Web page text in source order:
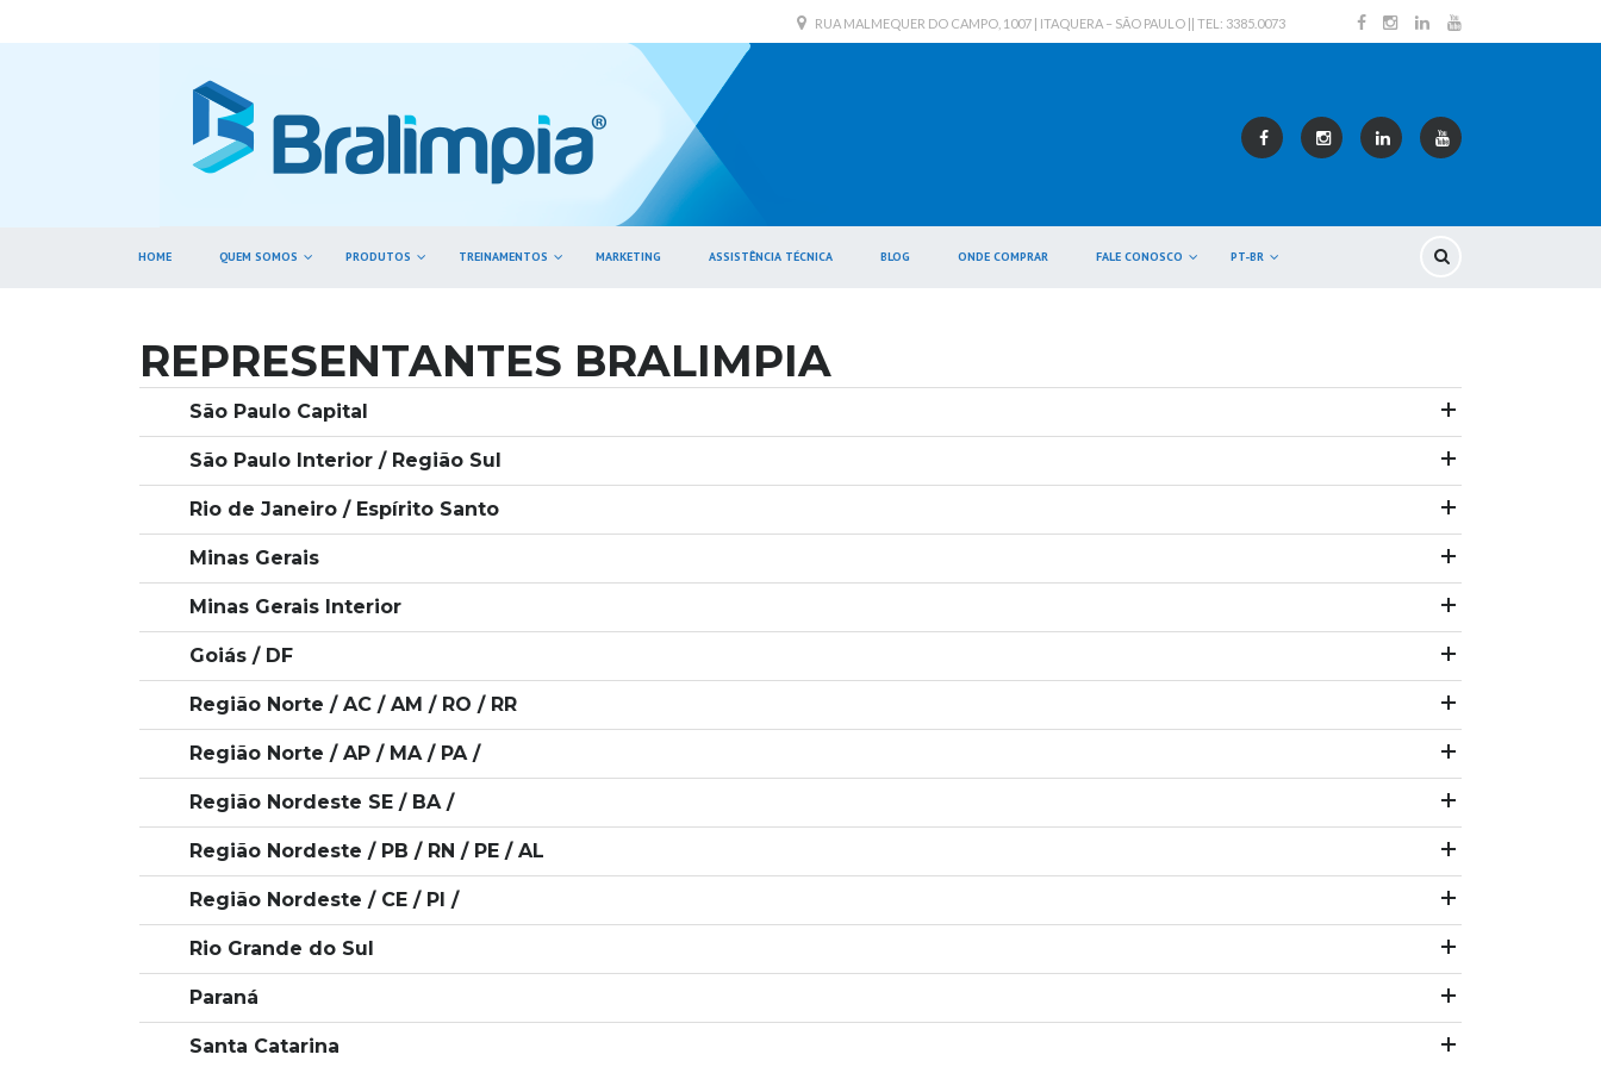
RUA MALMEQUER DO CAMPO, 1007 | ITAQUERA – SÃO PAULO || TEL: 3385.0073
HOME QUEM SOMOS PRODUTOS TREINAMENTOS MARKETING ASSISTÊNCIA TÉCNICA BLOG ONDE COMPRAR FALE CONOSCO PT-BR
REPRESENTANTES BRALIMPIA
São Paulo Capital
São Paulo Interior / Região Sul
Rio de Janeiro / Espírito Santo
Minas Gerais
Minas Gerais Interior
Goiás / DF
Região Norte / AC / AM / RO / RR
Região Norte / AP / MA / PA /
Região Nordeste SE / BA /
Região Nordeste / PB / RN / PE / AL
Região Nordeste / CE / PI /
Rio Grande do Sul
Paraná
Santa Catarina